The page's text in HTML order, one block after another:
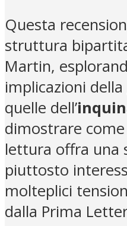
Questa
struttura
Martin,
implicazioni della
quelle dell’
dimostrare
lettura offra una
piuttosto
molteplici
dalla Prima